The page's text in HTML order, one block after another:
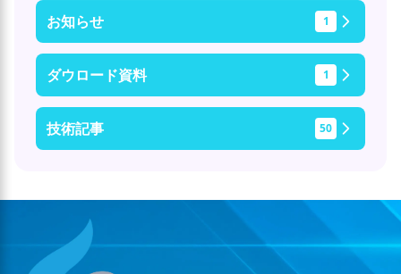
お知らせ 1
ダウロード資料 1
技術記事 50